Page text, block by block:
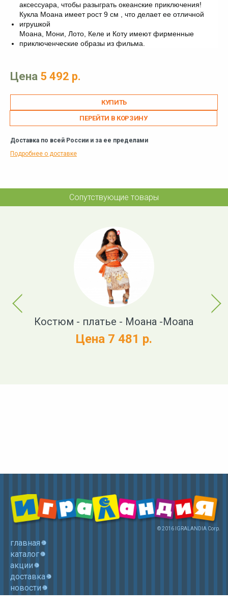
аксессуара, чтобы разыграть океанские приключения!
Кукла Моана имеет рост 9 см , что делает ее отличной
игрушкой
Моана, Мони, Лото, Келе и Коту имеют фирменные
приключенческие образы из фильма.
Цена 5 492 р.
ПЕРЕЙТИ В КОРЗИНУ
Доставка по всей России и за ее пределами
Подробнее о доставке
Сопутствующие товары
Previous
Костюм - платье - Моана -Moana
Цена 7 481 р.
Next
© 2016 IGRALANDIA Corp.
главная
каталог
акции
доставка
новости